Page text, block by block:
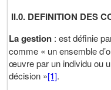
II.0. DEFINITION DES
La gestion : est définie
comme « un ensemble
œuvre par un individu ou
décision »[1].